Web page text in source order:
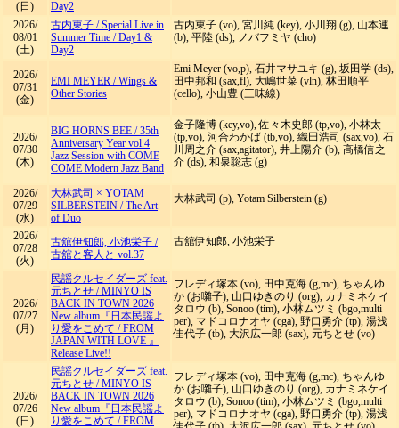
(日)
Day2
2026/
08/01
(土)
古内東子 /Special Live in
Summer Time / Day1 &
Day2
古内東子 (vo), 宮川純 (key), 小川翔 (g), 山本連
(b), 平陸 (ds), ノバフミヤ (cho)
2026/
07/31
(金)
EMI MEYER /Wings &
Other Stories
Emi Meyer (vo,p), 石井マサユキ (g), 坂田学 (ds),
田中邦和 (sax,fl), 大嶋世菜 (vln), 林田順平
(cello), 小山豊 (三味線)
2026/
07/30
(木)
BIG HORNS BEE /35th
Anniversary Year vol.4
Jazz Session with COME
COME Modern Jazz Band
金子隆博 (key,vo), 佐々木史郎 (tp,vo), 小林太
(tp,vo), 河合わかば (tb,vo), 織田浩司 (sax,vo), 石
川周之介 (sax,agitator), 井上陽介 (b), 高橋信之
介 (ds), 和泉聡志 (g)
2026/
07/29
(水)
大林武司 × YOTAM
SILBERSTEIN /The Art
of Duo
大林武司 (p), Yotam Silberstein (g)
2026/
07/28
(火)
古舘伊知郎, 小池栄子 /
古舘と客人と vol.37
古舘伊知郎, 小池栄子
2026/
07/27
(月)
民謡クルセイダーズ feat.
元ちとせ /MINYO IS
BACK IN TOWN 2026
New album『日本民謡よ
り愛をこめて / FROM
JAPAN WITH LOVE 』
Release Live!!
フレディ塚本 (vo), 田中克海 (g,mc), ちゃんゆ
か (お囃子), 山口ゆきのり (org), カナミネケイ
タロウ (b), Sonoo (tim), 小林ムツミ (bgo,multi
per), マドコロナオヤ (cga), 野口勇介 (tp), 湯浅
佳代子 (tb), 大沢広一郎 (sax), 元ちとせ (vo)
2026/
07/26
(日)
民謡クルセイダーズ feat.
元ちとせ /MINYO IS
BACK IN TOWN 2026
New album『日本民謡よ
り愛をこめて / FROM
フレディ塚本 (vo), 田中克海 (g,mc), ちゃんゆ
か (お囃子), 山口ゆきのり (org), カナミネケイ
タロウ (b), Sonoo (tim), 小林ムツミ (bgo,multi
per), マドコロナオヤ (cga), 野口勇介 (tp), 湯浅